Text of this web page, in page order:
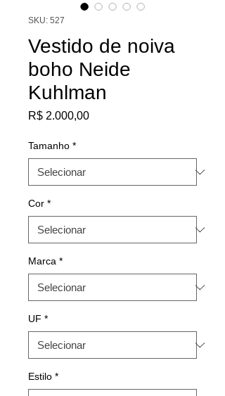
SKU: 527
Vestido de noiva
boho Neide
Kuhlman
R$ 2.000,00Preço
Tamanho *
Cor *
Marca *
UF *
Estilo *